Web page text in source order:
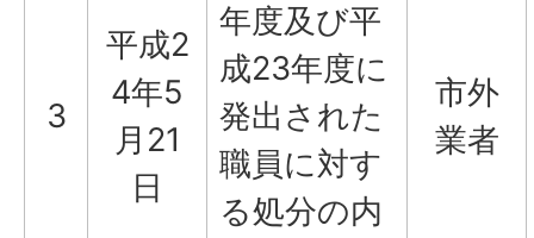
3
平成2
4年5
月21
日
年度及び平
成23年度に
発出された
職員に対す
る処分の内
市外
業者